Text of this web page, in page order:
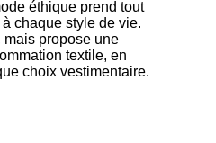
éthique prend tout
chaque style de vie.
mais propose une
textile, en
choix vestimentaire.